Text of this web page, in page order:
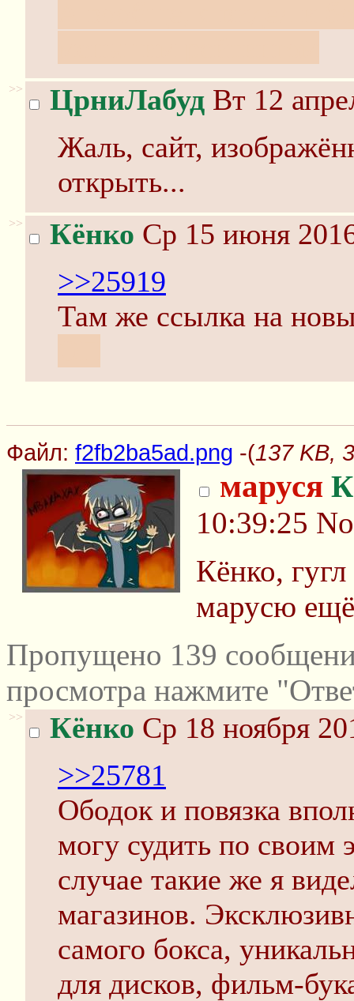
>> ЦрниЛабуд Вт 12
Жаль, сайт,
открыть...
>> Кёнко Ср 15 июня
>>25919
Там же ссылка на
Файл: f2fb2ba5ad.png -(137 KB,
маруся
10:39:25
Кёнко, гугл
марусю
Пропущено 139
просмотра нажмите
>> Кёнко Ср 18 ноября
>>25781
Ободок и повязка
могу судить по своим
случае такие же я
магазинов.
самого бокса,
для дисков, фильм-